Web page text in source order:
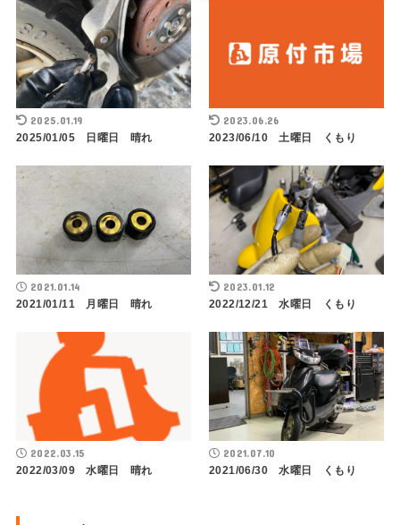
2025.01.19
2025/01/05 日曜日 晴れ
2023.06.26
2023/06/10 土曜日 くもり
2021.01.14
2021/01/11 月曜日 晴れ
2023.01.12
2022/12/21 水曜日 くもり
2022.03.15
2022/03/09 水曜日 晴れ
2021.07.10
2021/06/30 水曜日 くもり